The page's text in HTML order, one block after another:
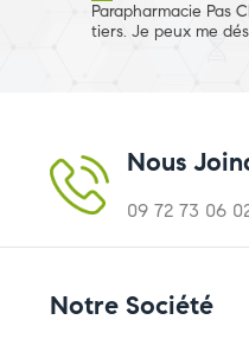
Parapharmacie Pas
tiers. Je peux me
Nous
09 72 73 06
Notre Société